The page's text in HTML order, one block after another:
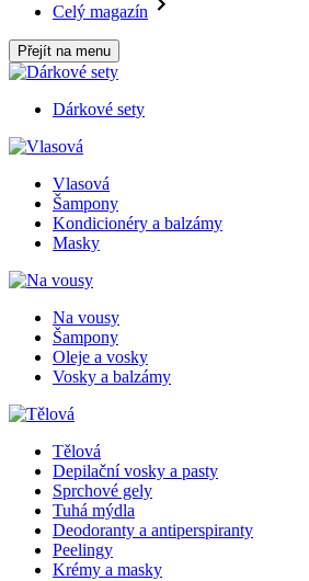
Celý magazín
Přejít na menu
Dárkové sety
Vlasová
Šampony
Kondicionéry a balzámy
Masky
Na vousy
Šampony
Oleje a vosky
Vosky a balzámy
Tělová
Depilační vosky a pasty
Sprchové gely
Tuhá mýdla
Deodoranty a antiperspiranty
Peelingy
Krémy a masky